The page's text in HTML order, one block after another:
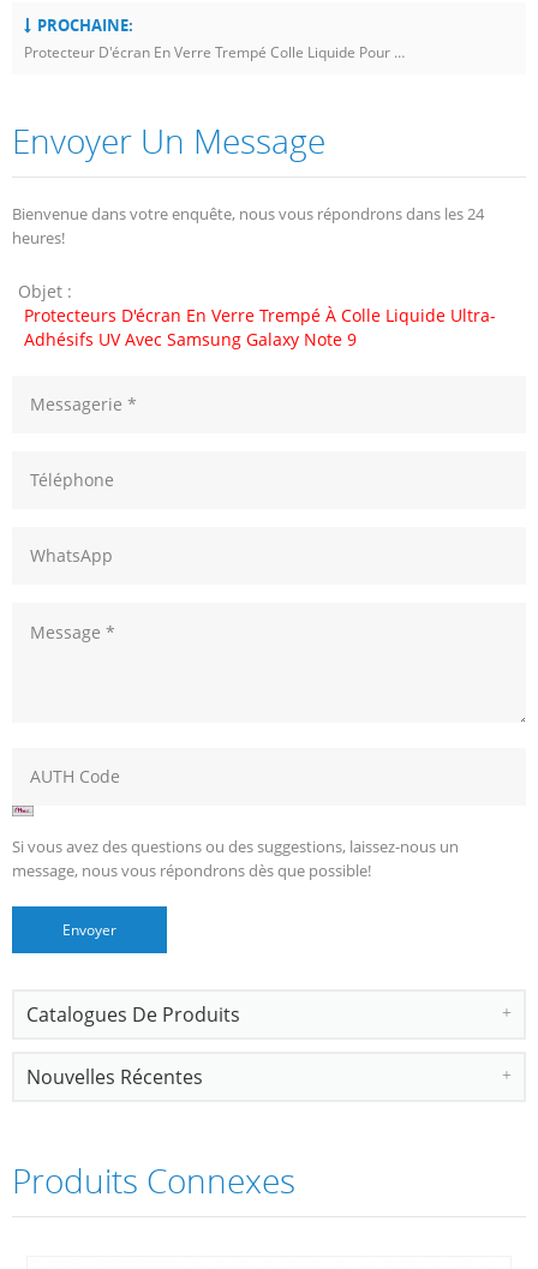
PROCHAINE:
Protecteur D'écran En Verre Trempé Colle Liquide Pour Samsung Galaxy S9 Plus
Envoyer Un Message
Bienvenue dans votre enquête, nous vous répondrons dans les 24
heures!
Objet :
Protecteurs D'écran En Verre Trempé À Colle Liquide Ultra-
Adhésifs UV Avec Samsung Galaxy Note 9
Si vous avez des questions ou des suggestions, laissez-nous un
message, nous vous répondrons dès que possible!
Catalogues De Produits
Nouvelles Récentes
Produits Connexes